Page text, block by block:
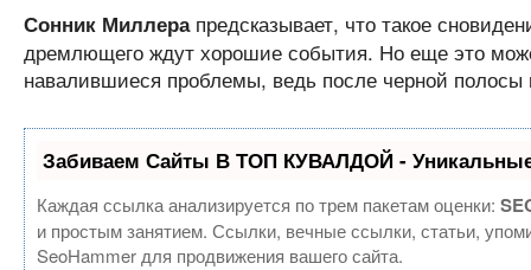
Сонник Миллерапредсказывает, что такое
дремлющего ждут хорошие события. Но еще это
навалившиеся проблемы, ведь после черной полосы
Забиваем Сайты В ТОП КУВАЛДОЙ - Уникальные
Каждая ссылка анализируется по трем пакетам оценки:
и простым занятием. Ссылки, вечные ссылки, статьи,
SeoHammer для продвижения вашего сайта.